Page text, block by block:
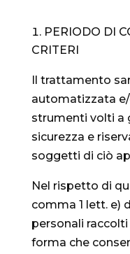
PERIODO DI
CRITERI
Il trattamento
automatizzata
strumenti volti a
sicurezza e
soggetti di ciò
Nel rispetto di
comma 1 lett. e)
personali
forma che